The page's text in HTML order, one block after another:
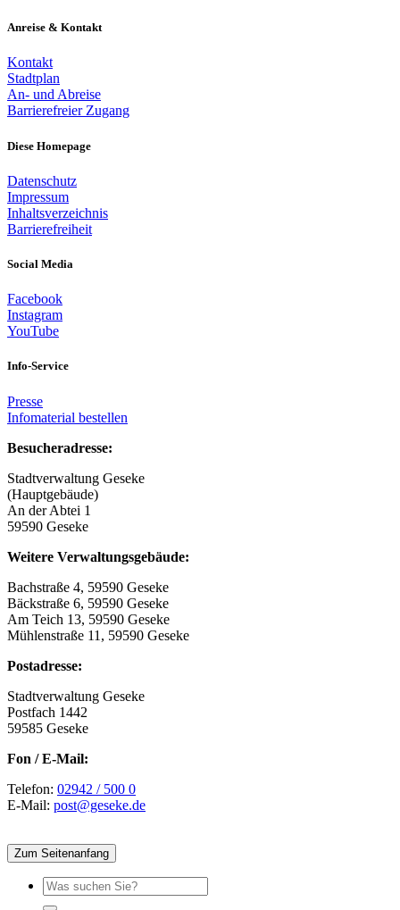
Anreise & Kontakt
Kontakt
Stadtplan
An- und Abreise
Barrierefreier Zugang
Diese Homepage
Datenschutz
Impressum
Inhaltsverzeichnis
Barrierefreiheit
Social Media
Facebook
Instagram
YouTube
Info-Service
Presse
Infomaterial bestellen
Besucheradresse:
Stadtverwaltung Geseke
(Hauptgebäude)
An der Abtei 1
59590 Geseke
Weitere Verwaltungsgebäude:
Bachstraße 4, 59590 Geseke
Bäckstraße 6, 59590 Geseke
Am Teich 13, 59590 Geseke
Mühlenstraße 11, 59590 Geseke
Postadresse:
Stadtverwaltung Geseke
Postfach 1442
59585 Geseke
Fon / E-Mail:
Telefon: 02942 / 500 0
E-Mail: post@geseke.de
Zum Seitenanfang